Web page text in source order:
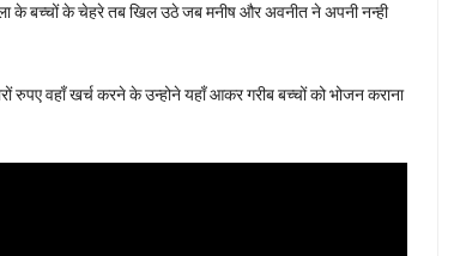
के बच्चों के चेहरे तब खिल उठे जब मनीष और अवनीत ने अपनी नन्ही
वहाँ खर्च करने के उन्होने यहाँ आकर गरीब बच्चों को भोजन कराना